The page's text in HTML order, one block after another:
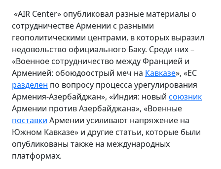
«AIR Center» опубликовал разные материалы о
сотрудничестве Армении с разными
геополитическими центрами, в которых выразил
недовольство официального Баку. Среди них –
«Военное сотрудничество между Францией и
Арменией: обоюдоострый меч на Кавказе», «ЕС
разделен по вопросу процесса урегулирования
Армения-Азербайджан», «Индия: новый союзник
Армении против Азербайджана», «Военные
поставки Армении усиливают напряжение на
Южном Кавказе» и другие статьи, которые были
опубликованы также на международных
платформах.